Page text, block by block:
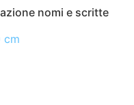
nomi e scritte
cm